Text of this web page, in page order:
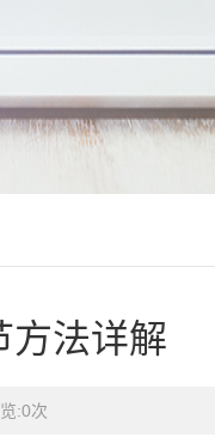
方法详解
:0次